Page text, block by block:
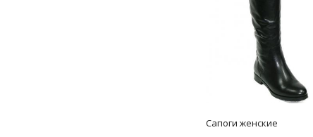
Сапоги женские